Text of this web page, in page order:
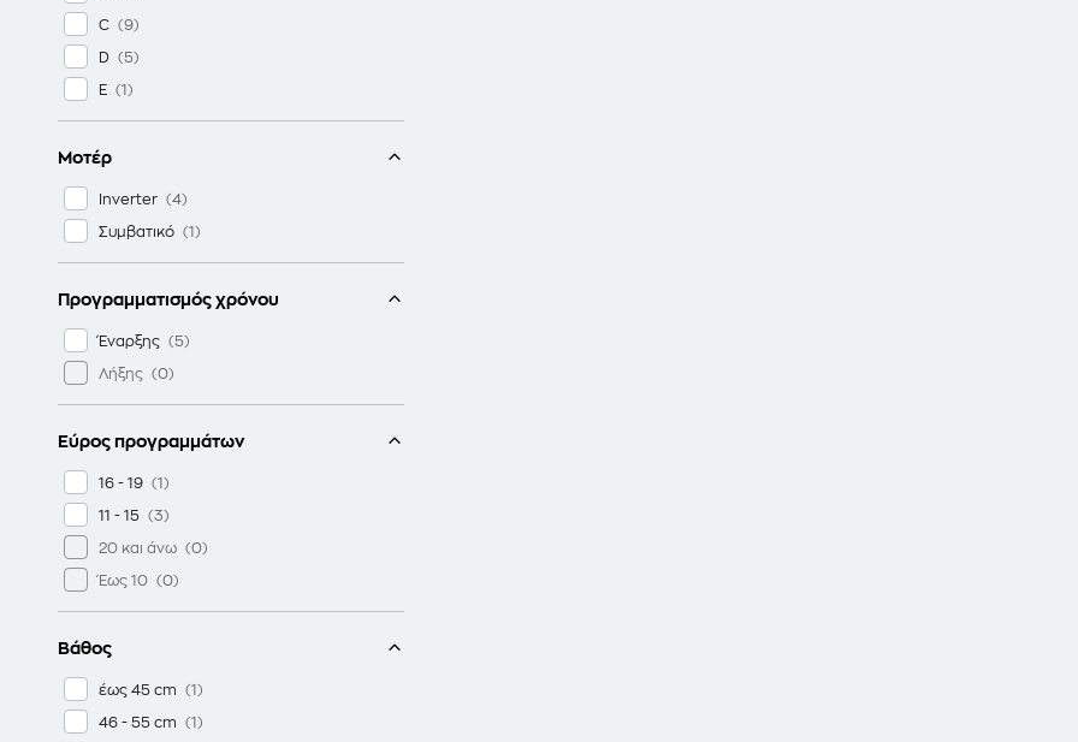
C
D
E
Μοτέρ
Inverter
Συμβατικό
Προγραμματισμός χρόνου
Έναρξης
Λήξης
Εύρος προγραμμάτων
16 - 19
11 - 15
20 και άνω
Έως 10
Βάθος
έως 45 cm
46 - 55 cm